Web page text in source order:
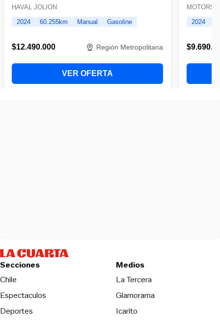
Secciones
Chile
Espectaculos
Deportes
Medios
La TerceraOpens in new
Glamorama
Icarito